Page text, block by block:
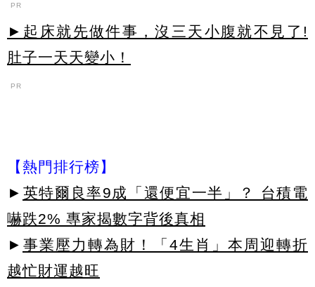
PR
►起床就先做件事，沒三天小腹就不見了!
肚子一天天變小！
PR
【熱門排行榜】
► 英特爾良率9成「還便宜一半」？ 台積電
嚇跌2% 專家揭數字背後真相
► 事業壓力轉為財！「4生肖」本周迎轉折
越忙財運越旺